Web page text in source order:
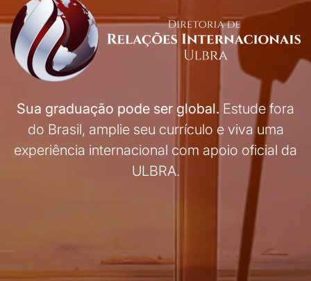
Sua graduação pode ser global. Estude fora
do Brasil, amplie seu currículo e viva uma
experiência internacional com apoio oficial da
ULBRA.